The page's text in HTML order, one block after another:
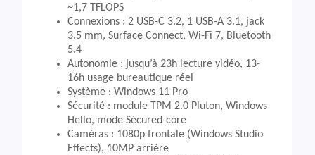
~1,7 TFLOPS
Connexions : 2 USB-C 3.2, 1 USB-A 3.1, jack
3.5 mm, Surface Connect, Wi-Fi 7, Bluetooth
5.4
Autonomie : jusqu’à 23h lecture vidéo, 13-
16h usage bureautique réel
Système : Windows 11 Pro
Sécurité : module TPM 2.0 Pluton, Windows
Hello, mode Sécured-core
Caméras : 1080p frontale (Windows Studio
Effects), 10MP arrière